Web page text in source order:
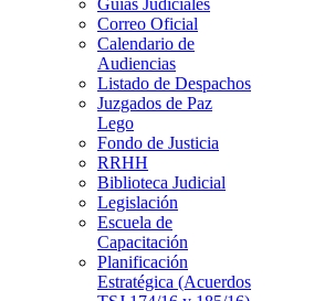
Guías Judiciales
Correo Oficial
Calendario de
Audiencias
Listado de Despachos
Juzgados de Paz
Lego
Fondo de Justicia
RRHH
Biblioteca Judicial
Legislación
Escuela de
Capacitación
Planificación
Estratégica (Acuerdos